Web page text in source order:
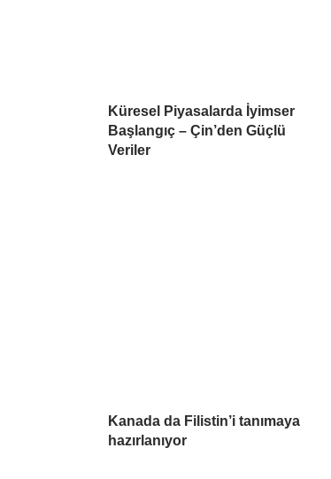
Küresel Piyasalarda İyimser
Başlangıç – Çin’den Güçlü
Veriler
Kanada da Filistin’i tanımaya
hazırlanıyor